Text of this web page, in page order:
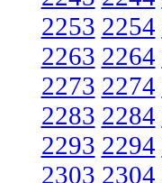
2253 2254
2263 2264
2273 2274
2283 2284
2293 2294
2303 2304